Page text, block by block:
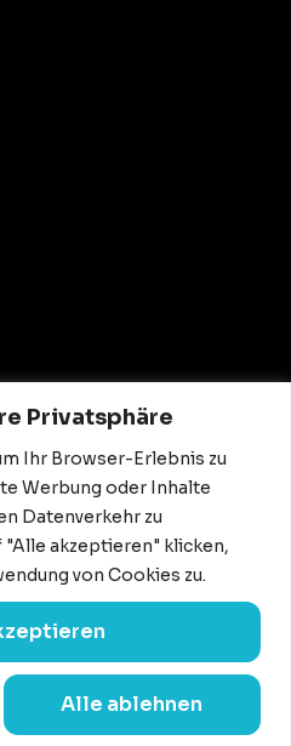
Privatsphäre
Ihr Browser-Erlebnis zu
Werbung oder Inhalte
Datenverkehr zu
"Alle akzeptieren" klicken,
von Cookies zu.
Alle ablehnen
All Right Reserved.
German